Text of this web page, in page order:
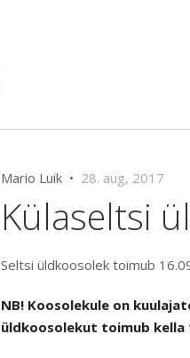
Mario Luik • 28. aug, 2017
Külaseltsi
Seltsi üldkoosolek toimub
NB! Koosolekule on
üldkoosolekut toimub kella